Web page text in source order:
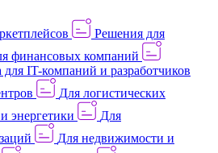
Решения для
финансовых компаний
IT-компаний и разработчиков
Для логистических
энергетики
Для
Для недвижимости и